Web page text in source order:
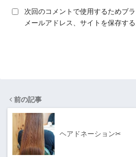
次回のコメントで使用するためブ
メールアドレス、サイトを保存する
前の記事
ヘアドネーション✂︎